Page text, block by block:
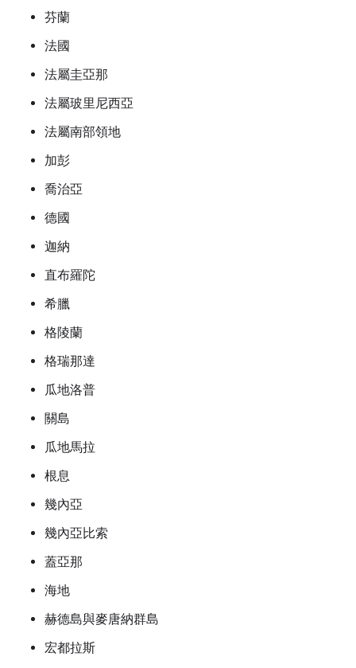
芬蘭
法國
法屬圭亞那
法屬玻里尼西亞
法屬南部領地
加彭
喬治亞
德國
迦納
直布羅陀
希臘
格陵蘭
格瑞那達
瓜地洛普
關島
瓜地馬拉
根息
幾內亞
幾內亞比索
蓋亞那
海地
赫德島與麥唐納群島
宏都拉斯